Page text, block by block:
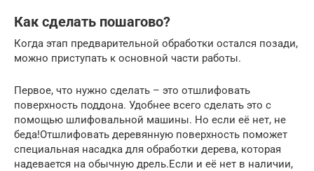
Как сделать пошагово?
Когда этап предварительной обработки остался позади,
можно приступать к основной части работы.
Первое, что нужно сделать – это отшлифовать
поверхность поддона. Удобнее всего сделать это с
помощью шлифовальной машины. Но если её нет, не
беда!Отшлифовать деревянную поверхность поможет
специальная насадка для обработки дерева, которая
надевается на обычную дрель.Если и её нет в наличии,